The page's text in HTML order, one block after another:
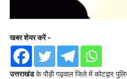
खबर शेयर करें -
उत्तराखंडके पौड़ी गढ़वाल जिले में कोटद्वार